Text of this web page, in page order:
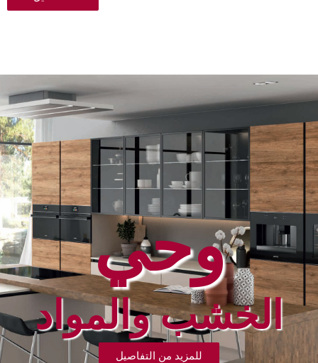
وحي
الخشب والمواد
للمزيد من التفاصيل